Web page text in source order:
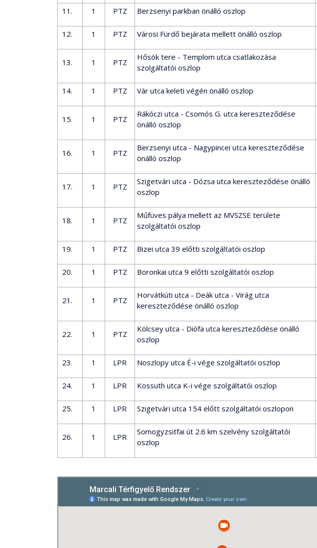
11. 1 PTZ Berzsenyi parkban önálló oszlop
12. 1 PTZ Városi Fürdő bejárata mellett önálló oszlop
13. 1 PTZ
Hősök tere - Templom utca csatlakozása
szolgáltatói oszlop
14. 1 PTZ Vár utca keleti végén önálló oszlop
15. 1 PTZ
Rákóczi utca - Csomós G. utca kereszteződése
önálló oszlop
16. 1 PTZ
Berzsenyi utca - Nagypincei utca kereszteződése
önálló oszlop
17. 1 PTZ
Szigetvári utca - Dózsa utca kereszteződése önálló
oszlop
18. 1 PTZ
Műfüves pálya mellett az MVSZSE területe
szolgáltatói oszlop
19. 1 PTZ Bizei utca 39 előtti szolgáltatói oszlop
20. 1 PTZ Boronkai utca 9 előtti szolgáltatói oszlop
21. 1 PTZ
Horvátkúti utca - Deák utca - Virág utca
kereszteződése önálló oszlop
22. 1 PTZ
Kölcsey utca - Diófa utca kereszteződése önálló
oszlop
23. 1 LPR Noszlopy utca É-i vége szolgáltatói oszlop
24. 1 LPR Kossuth utca K-i vége szolgáltatói oszlop
25. 1 LPR Szigetvári utca 154 előtt szolgáltatói oszlopon
26. 1 LPR
Somogyzsitfai út 2.6 km szelvény szolgáltatói
oszlop